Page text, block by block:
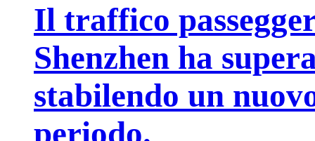
Il traffico
Shenzhen ha
stabilendo un
periodo.